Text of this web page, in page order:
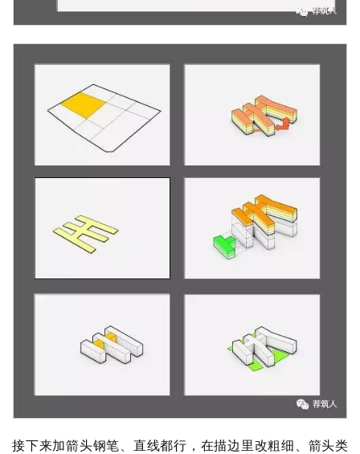
接下来加箭头钢笔、直线都行，在描边里改粗细、箭头类